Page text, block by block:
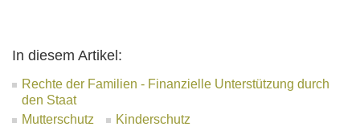
In diesem Artikel:
Rechte der Familien - Finanzielle Unterstützung durch
den Staat
Mutterschutz
Kinderschutz